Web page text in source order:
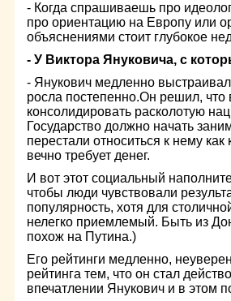
- Когда спрашиваешь про
про ориентацию на Европу или
объяснениями стоит глубокое
- У Виктора Януковича, с
- Янукович медленно
росла постепенно.Он решил, что
консолидировать расколотую
Государство должно начать
перестали относиться к нему
вечно требует денег.
И вот этот социальный
чтобы люди чувствовали
популярность, хотя для
нелегко приемлемый. Быть из
похож на Путина.)
Его рейтинги медленно,
рейтинга тем, что он стал
впечатлении Янукович и в этом